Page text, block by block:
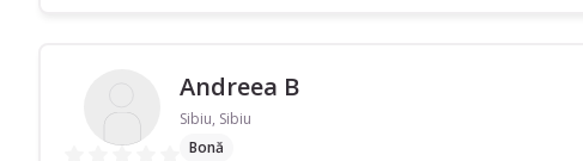
Andreea B
Sibiu, Sibiu
Bonă